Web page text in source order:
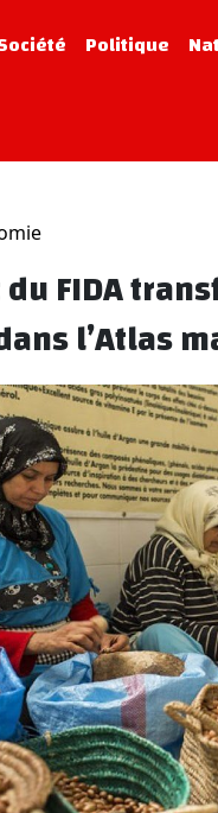
Politique
FIDA
l’Atlas